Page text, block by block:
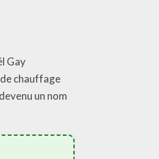
Gay
chauffage
un nom